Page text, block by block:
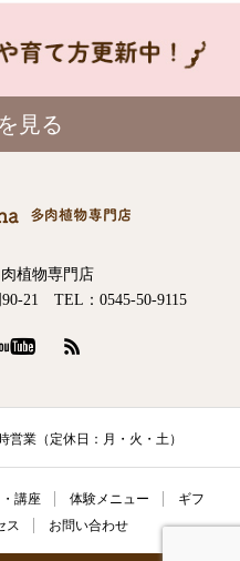
見る
植物専門店
21 TEL：0545-50-9115
業（定休日：月・火・土）
講座 体験メニュー
ギフ
ス お問い合わせ